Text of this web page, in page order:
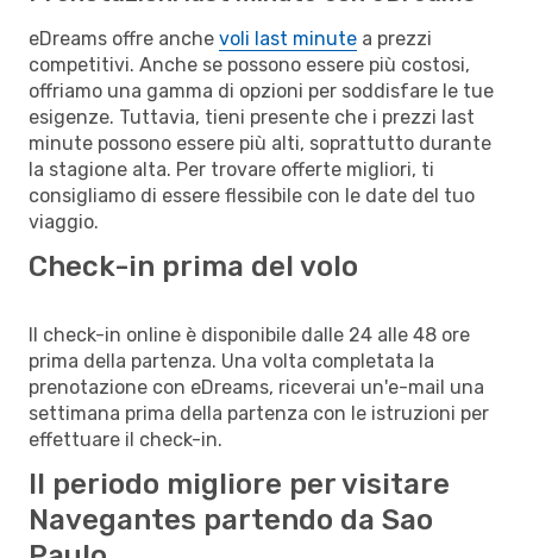
eDreams offre anche voli last minute a prezzi
competitivi. Anche se possono essere più costosi,
offriamo una gamma di opzioni per soddisfare le tue
esigenze. Tuttavia, tieni presente che i prezzi last
minute possono essere più alti, soprattutto durante
la stagione alta. Per trovare offerte migliori, ti
consigliamo di essere flessibile con le date del tuo
viaggio.
Check-in prima del volo
Il check-in online è disponibile dalle 24 alle 48 ore
prima della partenza. Una volta completata la
prenotazione con eDreams, riceverai un'e-mail una
settimana prima della partenza con le istruzioni per
effettuare il check-in.
Il periodo migliore per visitare
Navegantes partendo da Sao